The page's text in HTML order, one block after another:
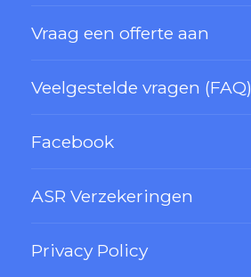
Vraag een offerte aan
Veelgestelde vragen (FAQ)
Facebook
ASR Verzekeringen
Privacy Policy